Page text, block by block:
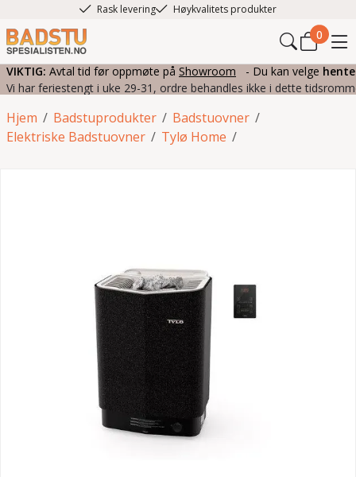
Rask levering Høykvalitets produkter
0
VIKTIG: Avtal tid før oppmøte på Showroom - Du kan velge
Vi har feriestengt i uke 29-31, ordre behandles ikke i dette
/
Hjem /
Badstuprodukter /
Badstuovner
/
Elektriske Badstuovner /
Tylø Home